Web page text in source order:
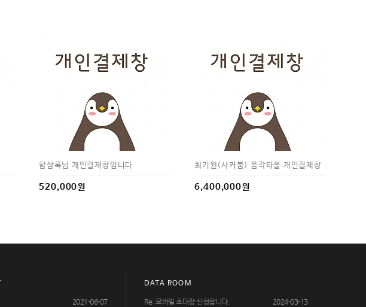
함삼록님 개인결재창입니다
520,000원
최기원(사커붐) 음각타올 개인결제창
6,400,000원
2021-06-07
DATA ROOM
Re: 모바일 초대장 신청합니다. 2024-03-13